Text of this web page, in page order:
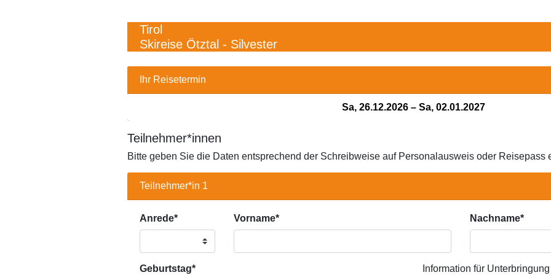
Tirol
Skireise Ötztal - Silvester
Ihr Reisetermin
Sa, 26.12.2026– Sa, 02.01.2027
Teilnehmer*innen
Bitte geben Sie die Daten entsprechend der Schreibweise auf Personalausweis oder Reisepass
Teilnehmer*in 1
Anrede* Vorname* Nachname*
Geburtstag* Information für Unterbringung